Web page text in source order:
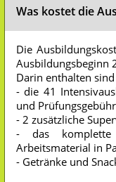
Was kostet die
Die
Ausbildungsbeginn
Darin enthalten sind
- die 41
und
- 2 zusätzliche
- das komplette
Arbeitsmaterial in
- Getränke und